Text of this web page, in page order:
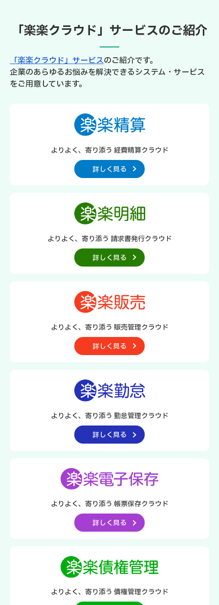
「楽楽クラウド」サービスのご紹介
「楽楽クラウド」サービスのご紹介です。
企業のあらゆるお悩みを解決できるシステム・サービス
をご用意しています。
よりよく、寄り添う 経費精算クラウド
詳しく見る
よりよく、寄り添う 請求書発行クラウド
詳しく見る
よりよく、寄り添う 販売管理クラウド
詳しく見る
よりよく、寄り添う 勤怠管理クラウド
詳しく見る
よりよく、寄り添う 帳票保存クラウド
詳しく見る
よりよく、寄り添う 債権管理クラウド